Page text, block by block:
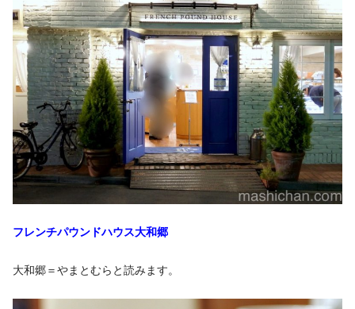
フレンチパウンドハウス大和郷
大和郷＝やまとむらと読みます。